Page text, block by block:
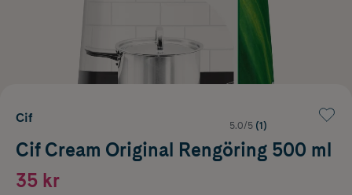
Cif
5.0/5 (1)
Cif Cream Original Rengöring 500 ml
35 kr